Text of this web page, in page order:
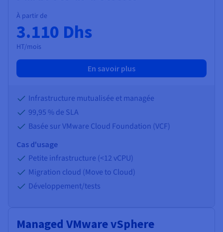
À partir de
3.110 Dhs
HT/mois
En savoir plus
Infrastructure mutualisée et managée
99,95 % de SLA
Basée sur VMware Cloud Foundation (VCF)
Cas d'usage
Petite infrastructure (<12 vCPU)
Migration cloud (Move to Cloud)
Développement/tests
Managed VMware vSphere